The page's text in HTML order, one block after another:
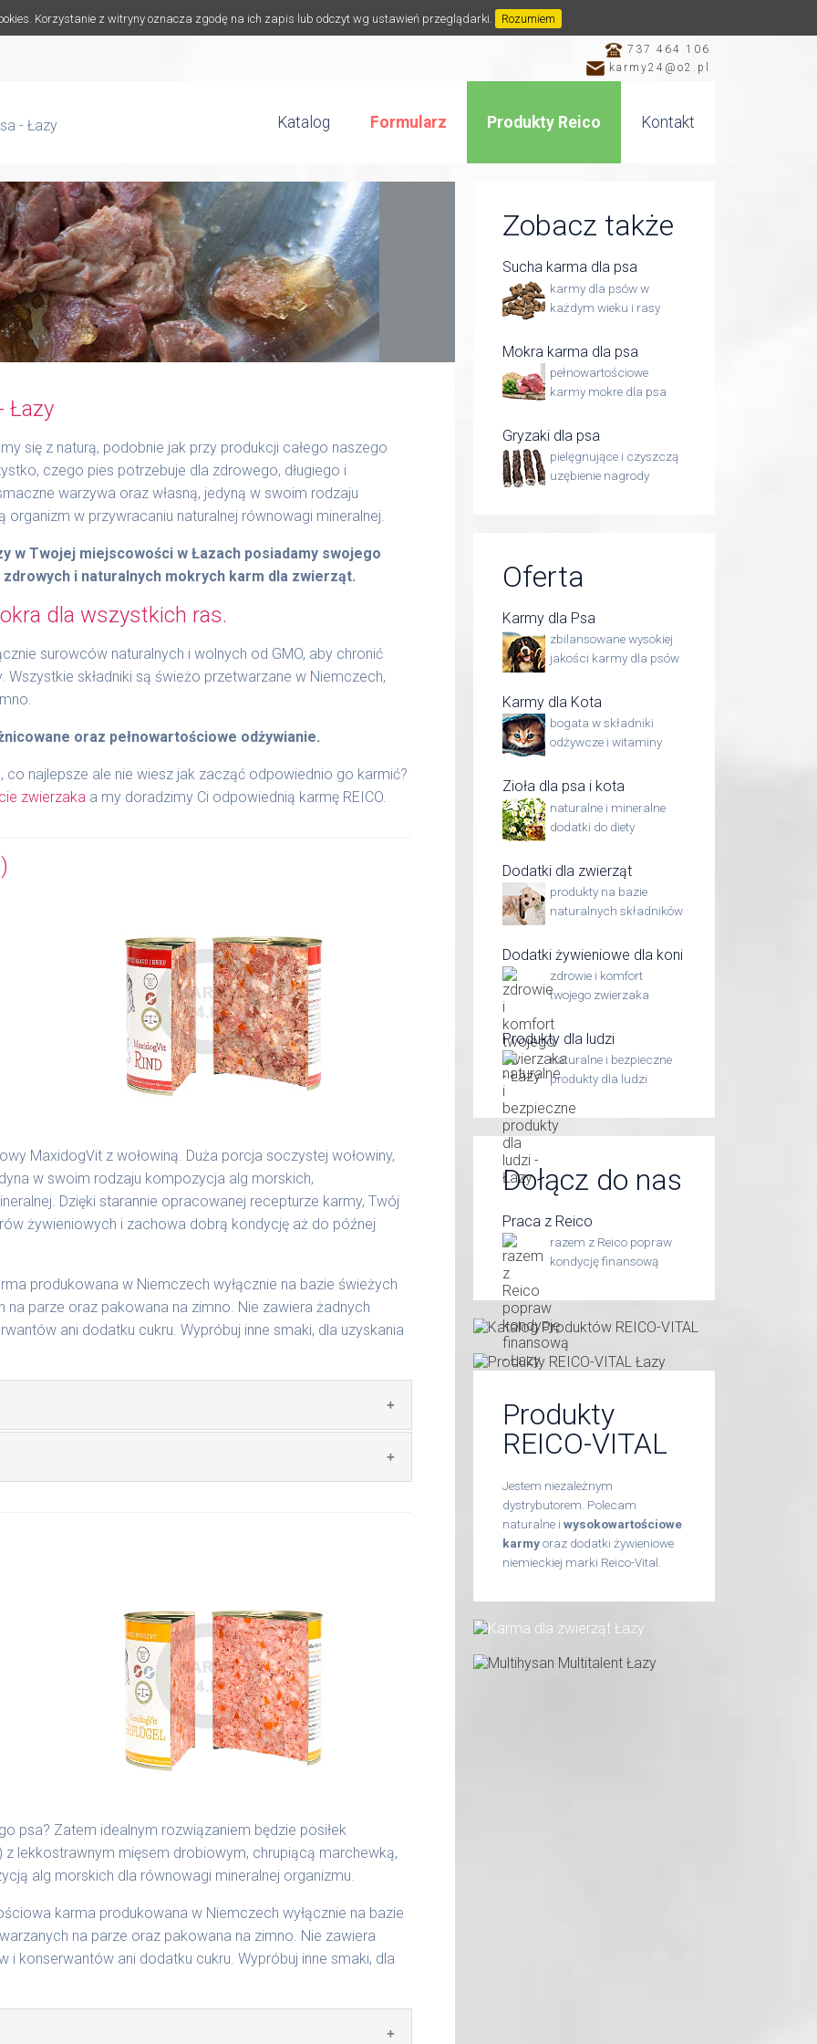
Korzystanie z witryny oznacza zgodę na ich zapis lub odczyt wg ustawień przeglądarki. Rozumiem
737 464 106
karmy24@o2.pl
- Łazy Katalog Formularz Produkty Reico Kontakt
Łazy
się z naturą, podobnie jak przy produkcji całego naszego
czego pies potrzebuje dla zdrowego, długiego i
warzywa oraz własną, jedyną w swoim rodzaju
w przywracaniu naturalnej równowagi mineralnej.
w Twojej miejscowości w Łazach posiadamy swojego
i naturalnych mokrych karm dla zwierząt.
dla wszystkich ras.
surowców naturalnych i wolnych od GMO, aby chronić
Wszystkie składniki są świeżo przetwarzane w Niemczech,
oraz pełnowartościowe odżywianie.
co najlepsze ale nie wiesz jak zacząć odpowiednio go karmić?
zwierzaka a my doradzimy Ci odpowiednią karmę REICO.
MaxidogVit z wołowiną. Duża porcja soczystej wołowiny,
w swoim rodzaju kompozycja alg morskich,
Dzięki starannie opracowanej recepturze karmy, Twój
żywieniowych i zachowa dobrą kondycję aż do późnej
produkowana w Niemczech wyłącznie na bazie świeżych
parze oraz pakowana na zimno. Nie zawiera żadnych
ani dodatku cukru. Wypróbuj inne smaki, dla uzyskania
69% wołowina, 4% ryż, 4% marchew, bulion
składnikami spożywczymi takimi jak: żołądek, wątroba,
w lodówce, nie dłużej niż 2 dni.
Indywidualne potrzeby zależne są od rasy,
g/1016 | 800 g/1024
psa? Zatem idealnym rozwiązaniem będzie posiłek
lekkostrawnym mięsem drobiowym, chrupiącą marchewką,
alg morskich dla równowagi mineralnej organizmu.
karma produkowana w Niemczech wyłącznie na bazie
na parze oraz pakowana na zimno. Nie zawiera
konserwantów ani dodatku cukru. Wypróbuj inne smaki, dla
Zobacz także
Sucha karma dla psa
karmy dla psów w
każdym wieku i rasy
Mokra karma dla psa
pełnowartościowe
karmy mokre dla psa
Gryzaki dla psa
pielęgnujące i czyszczą
uzębienie nagrody
Oferta
Karmy dla Psa
zbilansowane wysokiej
jakości karmy dla psów
Karmy dla Kota
bogata w składniki
odżywcze i witaminy
Zioła dla psa i kota
naturalne i mineralne
dodatki do diety
Dodatki dla zwierząt
produkty na bazie
naturalnych składników
Dodatki żywieniowe dla koni
zdrowie i komfort
twojego zwierzaka
Produkty dla ludzi
naturalne i bezpieczne
produkty dla ludzi
Dołącz do nas
Praca z Reico
razem z Reico popraw
kondycję finansową
Produkty
REICO-VITAL
Jestem niezależnym
dystrybutorem. Polecam
naturalne i wysokowartościowe
karmyoraz dodatki żywieniowe
niemieckiej marki Reico-Vital.